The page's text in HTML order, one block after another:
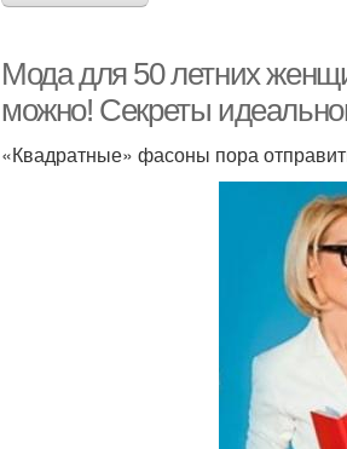
Мода для 50 летних
можно! Секреты
«Квадратные» фасоны пора